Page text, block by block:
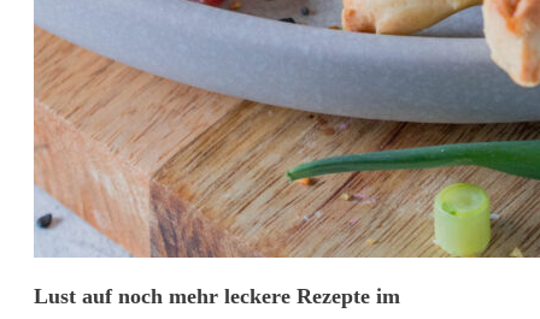
Lust auf noch mehr leckere Rezepte im